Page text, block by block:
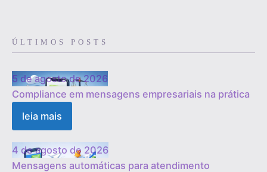
ÚLTIMOS POSTS
5 de agosto de 2026
Compliance em mensagens empresariais na prática
leia mais
4 de agosto de 2026
Mensagens automáticas para atendimento